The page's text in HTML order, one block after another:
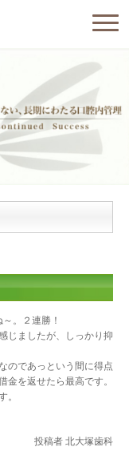
。２連勝！
じましたが、しっかり抑
のであっという間に得点
金を返せたら最高です。
。
投稿者 北大塚歯科